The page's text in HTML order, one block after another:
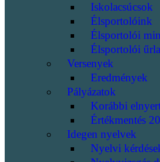
Iskolacsúcsok
Élsportolóink
Élsportolói
Élsportolói
Versenyek
Eredmények
Pályázatok
Korábbi
Értékmentés
Idegen nyelvek
Nyelvi